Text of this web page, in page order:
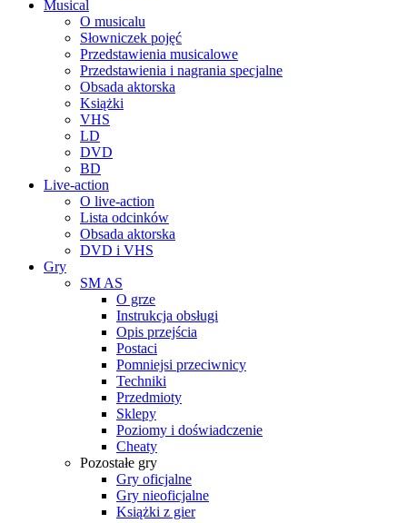
Musical
O musicalu
Słowniczek pojęć
Przedstawienia musicalowe
Przedstawienia i nagrania specjalne
Obsada aktorska
Książki
VHS
LD
DVD
BD
Live-action
O live-action
Lista odcinków
Obsada aktorska
DVD i VHS
Gry
SM AS
O grze
Instrukcja obsługi
Opis przejścia
Postaci
Pomniejsi przeciwnicy
Techniki
Przedmioty
Sklepy
Poziomy i doświadczenie
Cheaty
Pozostałe gry
Gry oficjalne
Gry nieoficjalne
Książki z gier